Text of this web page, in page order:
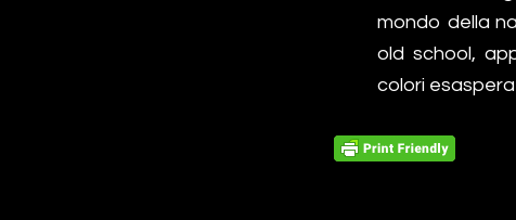
mondo della
old school,
colori